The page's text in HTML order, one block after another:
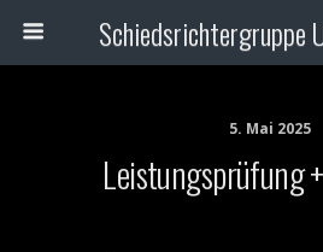
Schiedsrichtergruppe
5. Mai 2025
Leistungsprüfung